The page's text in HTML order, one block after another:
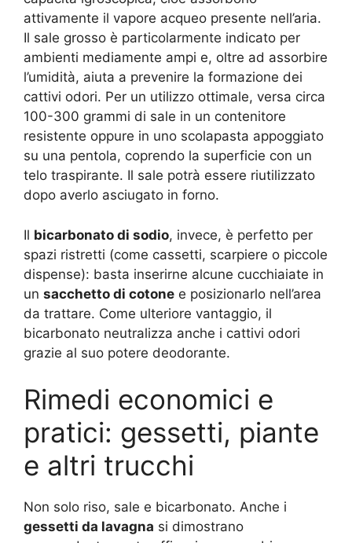
attivamente il vapore acqueo presente nell’aria.
Il sale grosso è particolarmente indicato per
ambienti mediamente ampi e, oltre ad assorbire
l’umidità, aiuta a prevenire la formazione dei
cattivi odori. Per un utilizzo ottimale, versa circa
100-300 grammi di sale in un contenitore
resistente oppure in uno scolapasta appoggiato
su una pentola, coprendo la superficie con un
telo traspirante. Il sale potrà essere riutilizzato
dopo averlo asciugato in forno.
Il bicarbonato di sodio, invece, è perfetto per
spazi ristretti (come cassetti, scarpiere o piccole
dispense): basta inserirne alcune cucchiaiate in
un sacchetto di cotone e posizionarlo nell’area
da trattare. Come ulteriore vantaggio, il
bicarbonato neutralizza anche i cattivi odori
grazie al suo potere deodorante.
Rimedi economici e
pratici: gessetti, piante
e altri trucchi
Non solo riso, sale e bicarbonato. Anche i
gessetti da lavagna si dimostrano